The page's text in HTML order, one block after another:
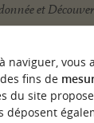
et
naviguer, vous
fins de
du site
déposent